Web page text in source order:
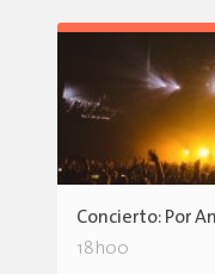
Concierto: Por
18h00